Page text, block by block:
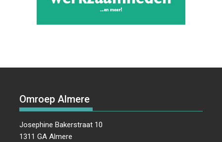
Omroep Almere
Josephine Bakerstraat 10
1311 GA Almere